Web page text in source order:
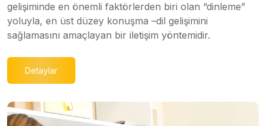
gelişiminde en önemli faktörlerden biri olan “dinleme”
yoluyla, en üst düzey konuşma –dil gelişimini
sağlamasını amaçlayan bir iletişim yöntemidir.
Detaylar